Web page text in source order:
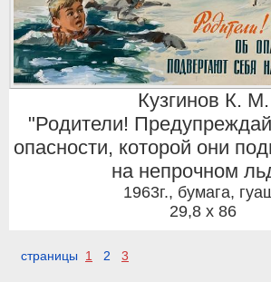
Кузгинов К. М.
"Родители!
опасности, которой они
на непрочном
1963г., бумага,
29,8 x 86
страницы 1 2 3